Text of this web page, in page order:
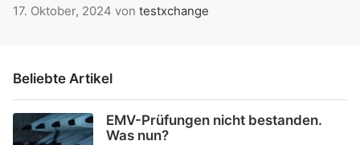
17. Oktober, 2024 von testxchange
Beliebte Artikel
EMV-Prüfungen nicht bestanden.
Was nun?